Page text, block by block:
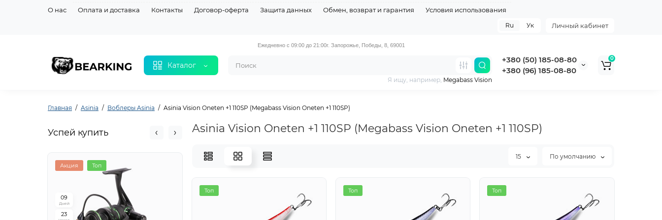
О нас Оплата и доставка Контакты Договор-оферта Защита данных Обмен, возврат и гарантия
Условия использования
Личный кабинет
Ru Ук
Каталог
Ежедневно с 09:00 до 21:00г. Запорожье, Победы, 8, 69001
+380 (50) 185-08-80
+380 (96) 185-08-80
Я ищу, например, Megabass Vision
0
Главная Asinia Воблеры Asinia Asinia Vision Oneten +1 110SP (Megabass Vision Oneten +1 110SP)
Успей купить
Акция Топ
09
Дней
23
09
Asinia Vision Oneten +1 110SP (Megabass Vision Oneten +1 110SP)
15 По умолчанию
Топ Топ Топ